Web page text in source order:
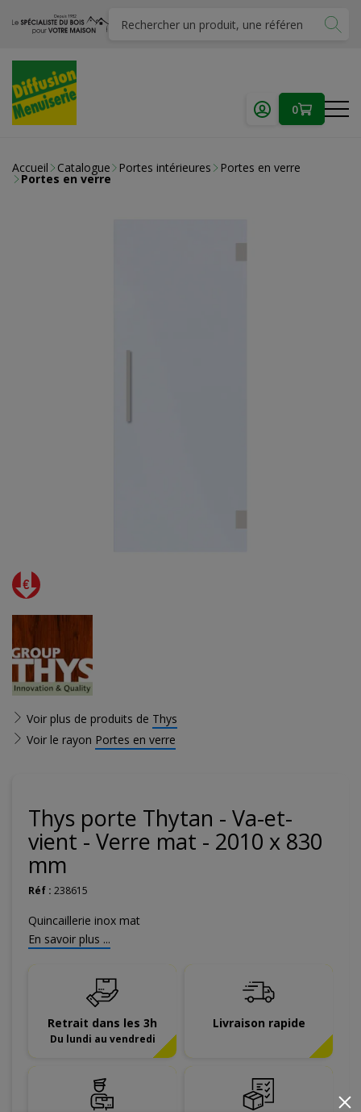
0
Accueil Catalogue Portes intérieures Portes en verre
Portes en verre
Voir plus de produits de Thys
Voir le rayon Portes en verre
Thys porte Thytan - Va-et-
vient - Verre mat - 2010 x 830
mm
Réf : 238615
Quincaillerie inox mat
En savoir plus ...
Retrait dans les 3h
Du lundi au vendredi
Livraison rapide
×